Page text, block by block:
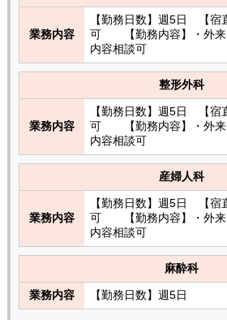
業務内容
【勤務日数】週5日 【宿
可 【勤務内容】・外
内容相談可
整形外科
業務内容
【勤務日数】週5日 【宿
可 【勤務内容】・外
内容相談可
産婦人科
業務内容
【勤務日数】週5日 【宿
可 【勤務内容】・外
内容相談可
麻酔科
業務内容 【勤務日数】週5日